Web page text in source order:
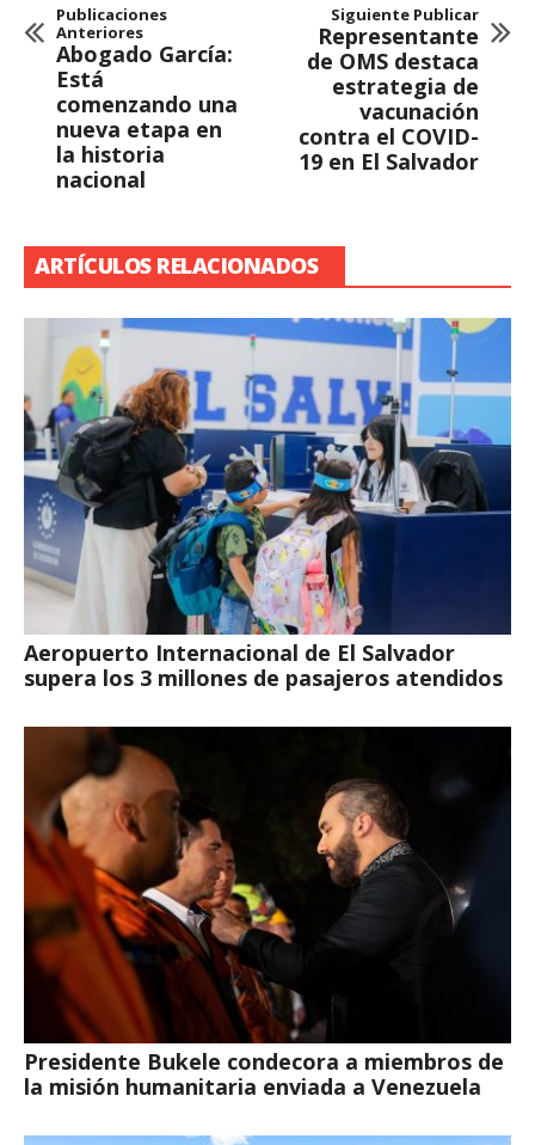
Publicaciones
Anteriores
Abogado García:
Está
comenzando una
nueva etapa en
la historia
nacional
Siguiente Publicar
Representante
de OMS destaca
estrategia de
vacunación
contra el COVID-
19 en El Salvador
ARTÍCULOS RELACIONADOS
Aeropuerto Internacional de El Salvador
supera los 3 millones de pasajeros atendidos
Presidente Bukele condecora a miembros de
la misión humanitaria enviada a Venezuela